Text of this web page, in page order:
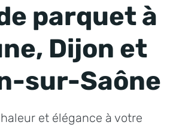
parquet à
Dijon et
sur-Saône
et élégance à votre